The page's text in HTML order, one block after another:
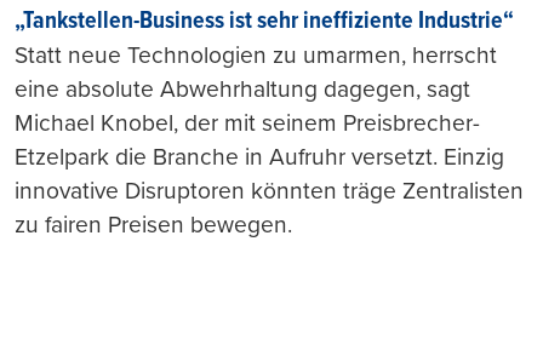
„Tankstellen-Business ist sehr ineffiziente Industrie“
Statt neue Technologien zu umarmen, herrscht
eine absolute Abwehrhaltung dagegen, sagt
Michael Knobel, der mit seinem Preisbrecher-
Etzelpark die Branche in Aufruhr versetzt. Einzig
innovative Disruptoren könnten träge Zentralisten
zu fairen Preisen bewegen.